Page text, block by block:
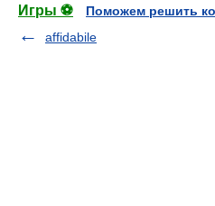
Игры ⚽
Поможем решить
affidabile